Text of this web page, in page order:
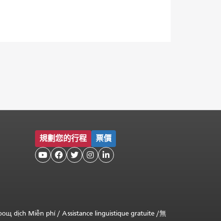
規劃您的行程 票價
    
dịch Miễn phí/ Assistance linguistique gratuite /無